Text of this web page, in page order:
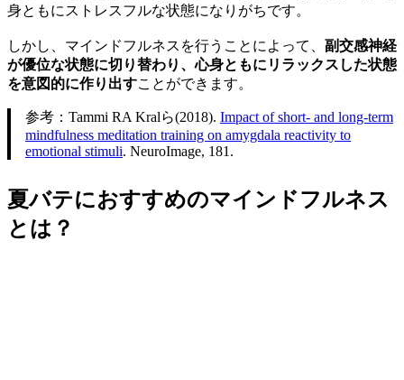
身ともにストレスフルな状態になりがちです。
しかし、マインドフルネスを行うことによって、 副交感神経
が優位な状態に切り替わり、心身ともにリラックスした状態
を意図的に作り出すことができます。
参考：Tammi RA Kralら(2018). Impact of short- and long-term
mindfulness meditation training on amygdala reactivity to
emotional stimuli. NeuroImage, 181.
夏バテにおすすめのマインドフルネス
とは？